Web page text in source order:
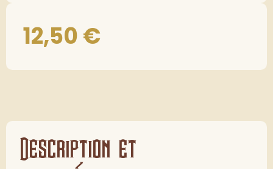
12,50€
Description et